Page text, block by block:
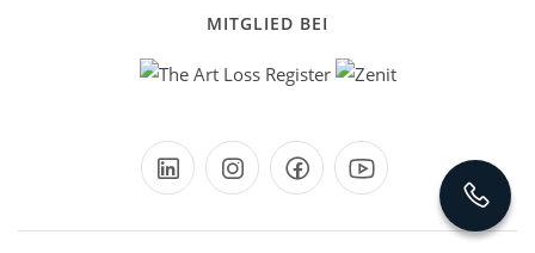
MITGLIED BEI